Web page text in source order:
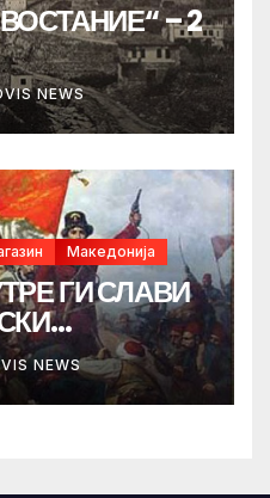
– 2
NEWS
Македонија
ГИ СЛАВИ
NEWS